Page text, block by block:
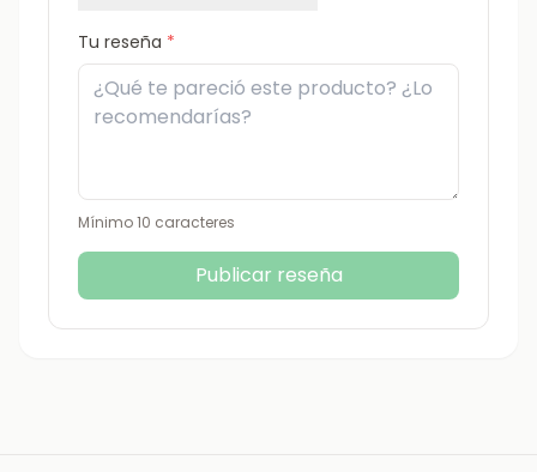
Tu reseña *
Mínimo 10 caracteres
Publicar reseña